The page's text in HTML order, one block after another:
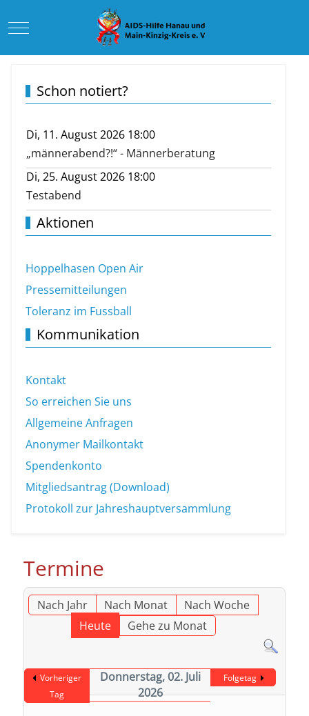
Mobile Menu Toggle
Schon notiert?
Di, 11. August 2026 18:00
„männerabend?!“ - Männerberatung
Di, 25. August 2026 18:00
Testabend
Aktionen
Hoppelhasen Open Air
Pressemitteilungen
Toleranz im Fussball
Kommunikation
Kontakt
So erreichen Sie uns
Allgemeine Anfragen
Anonymer Mailkontakt
Spendenkonto
Mitgliedsantrag (Download)
Protokoll zur Jahreshauptversammlung
Termine
Nach Jahr Nach Monat
Nach Woche
Heute
Gehe zu Monat
Vorheriger
Tag
Donnerstag, 02. Juli
2026
Folgetag